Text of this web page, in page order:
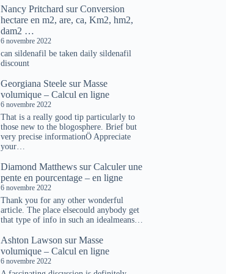
Nancy Pritchard surConversion
hectare en m2, are, ca, Km2, hm2,
dam2 …
6 novembre 2022
can sildenafil be taken daily sildenafil
discount
Georgiana Steele surMasse
volumique – Calcul en ligne
6 novembre 2022
That is a really good tip particularly to
those new to the blogosphere. Brief but
very precise informationÖ Appreciate
your…
Diamond Matthews surCalculer une
pente en pourcentage – en ligne
6 novembre 2022
Thank you for any other wonderful
article. The place elsecould anybody get
that type of info in such an idealmeans…
Ashton Lawson surMasse
volumique – Calcul en ligne
6 novembre 2022